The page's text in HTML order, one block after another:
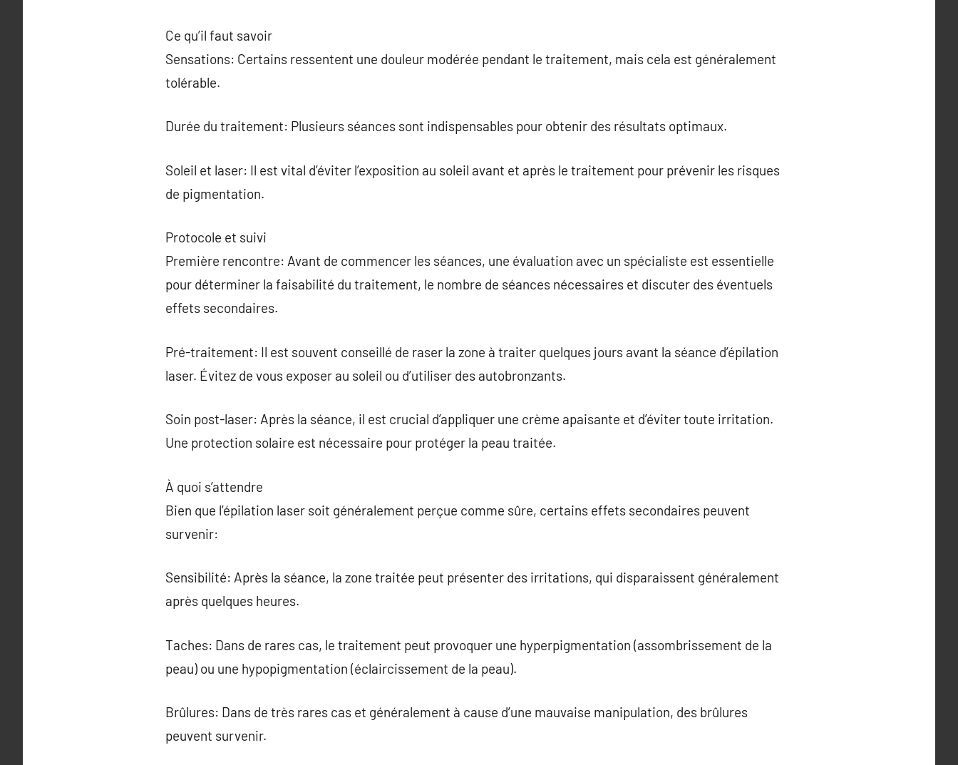
Ce qu’il faut savoir
Sensations: Certains ressentent une douleur modérée pendant le traitement, mais cela est généralement
tolérable.
Durée du traitement: Plusieurs séances sont indispensables pour obtenir des résultats optimaux.
Soleil et laser: Il est vital d’éviter l’exposition au soleil avant et après le traitement pour prévenir les risques
de pigmentation.
Protocole et suivi
Première rencontre: Avant de commencer les séances, une évaluation avec un spécialiste est essentielle
pour déterminer la faisabilité du traitement, le nombre de séances nécessaires et discuter des éventuels
effets secondaires.
Pré-traitement: Il est souvent conseillé de raser la zone à traiter quelques jours avant la séance d’épilation
laser. Évitez de vous exposer au soleil ou d’utiliser des autobronzants.
Soin post-laser: Après la séance, il est crucial d’appliquer une crème apaisante et d’éviter toute irritation.
Une protection solaire est nécessaire pour protéger la peau traitée.
À quoi s’attendre
Bien que l’épilation laser soit généralement perçue comme sûre, certains effets secondaires peuvent
survenir:
Sensibilité: Après la séance, la zone traitée peut présenter des irritations, qui disparaissent généralement
après quelques heures.
Taches: Dans de rares cas, le traitement peut provoquer une hyperpigmentation (assombrissement de la
peau) ou une hypopigmentation (éclaircissement de la peau).
Brûlures: Dans de très rares cas et généralement à cause d’une mauvaise manipulation, des brûlures
peuvent survenir.